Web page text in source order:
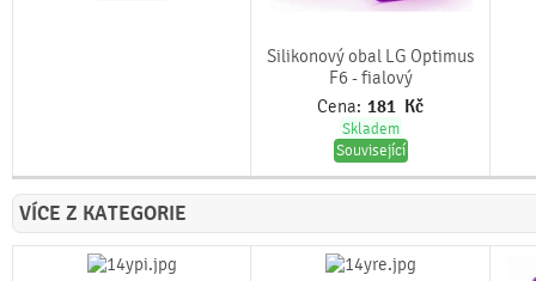
Silikonový obal LG Optimus
F6 - fialový
Cena: 181 Kč
Skladem
Související
VÍCE Z KATEGORIE